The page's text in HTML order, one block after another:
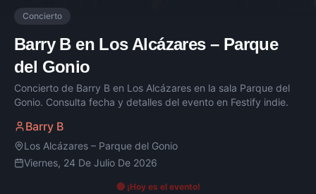
Concierto
Barry Ben Los Alcázares– Parque
del Gonio
Concierto de Barry B en Los Alcázares en la sala Parque del
Gonio. Consulta fecha y detalles del evento en Festify indie.
Barry B
Los Alcázares – Parque del Gonio
Viernes, 24 De Julio De 2026
🔴 ¡Hoy es el evento!